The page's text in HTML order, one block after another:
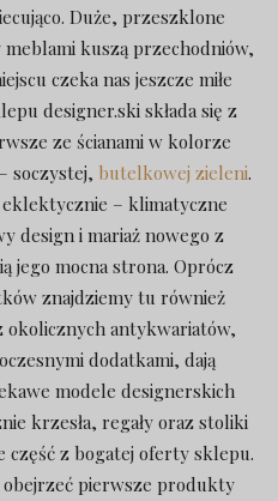
Duże, przeszklone
kuszą przechodniów,
czeka nas jeszcze miłe
designer.ski składa się z
ze ścianami w kolorze
soczystej, butelkowej zieleni.
– klimatyczne
design i mariaż nowego z
jego mocna strona. Oprócz
znajdziemy tu również
okolicznych antykwariatów,
dodatkami, dają
modele designerskich
krzesła, regały oraz stoliki
część z bogatej oferty sklepu.
obejrzeć pierwsze produkty